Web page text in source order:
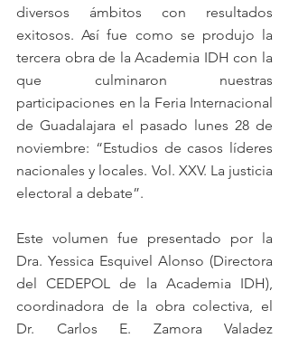
diversos ámbitos con resultados
exitosos. Así fue como se produjo la
tercera obra de la Academia IDH con la
que culminaron nuestras
participaciones en la Feria Internacional
de Guadalajara el pasado lunes 28 de
noviembre: “Estudios de casos líderes
nacionales y locales. Vol. XXV. La justicia
electoral a debate”.
Este volumen fue presentado por la
Dra. Yessica Esquivel Alonso (Directora
del CEDEPOL de la Academia IDH),
coordinadora de la obra colectiva, el
Dr. Carlos E. Zamora Valadez